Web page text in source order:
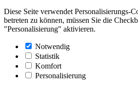
Diese Seite verwendet Personalisierungs-
betreten zu können, müssen Sie die
"Personalisierung" aktivieren.
Notwendig
Statistik
Komfort
Personalisierung